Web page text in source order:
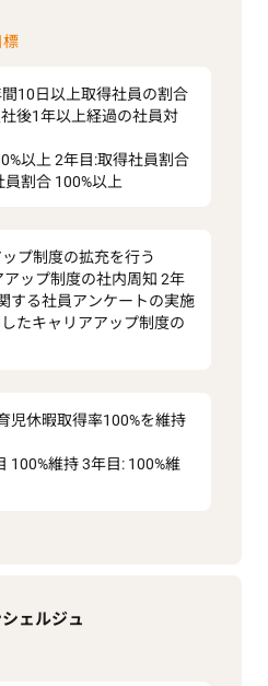
標
10日以上取得社員の割合
後1年以上経過の社員対
以上 2年目:取得社員割合
割合 100%以上
プ制度の拡充を行う
ップ制度の社内周知 2年
する社員アンケートの実施
たキャリアアップ制度の
児休暇取得率100%を維持
100%維持 3年目: 100%維
ェルジュ